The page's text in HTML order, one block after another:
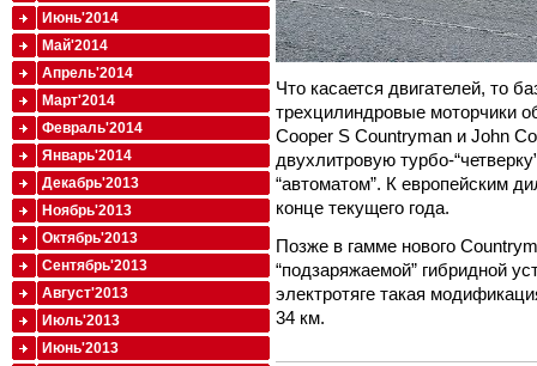
Что касается двигателей, то
трехцилиндровые моторчики
Cooper S Countryman и John
двухлитровую турбо-
“автоматом”. К европейским
конце текущего года.
Позже в гамме нового
“подзаряжаемой” гибридной
электротяге такая
34 км.
Июнь'2014
Май'2014
Апрель'2014
Март'2014
Февраль'2014
Январь'2014
Декабрь'2013
Ноябрь'2013
Октябрь'2013
Сентябрь'2013
Август'2013
Июль'2013
Июнь'2013